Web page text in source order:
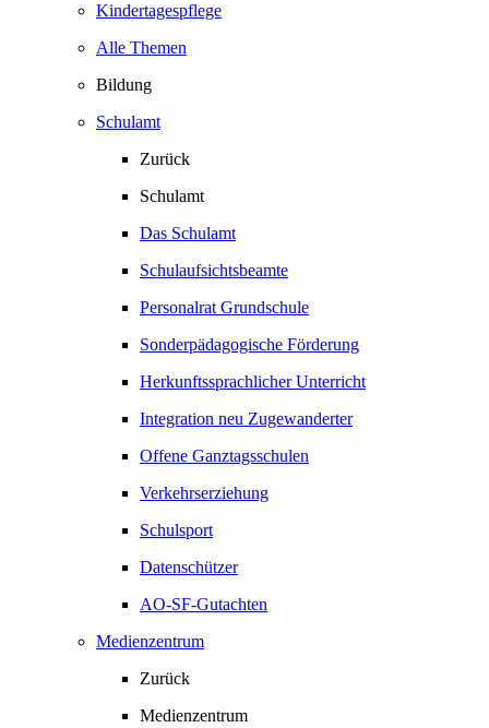
Kindertagespflege
Alle Themen
Bildung
Schulamt
Zurück
Schulamt
Das Schulamt
Schulaufsichtsbeamte
Personalrat Grundschule
Sonderpädagogische Förderung
Herkunftssprachlicher Unterricht
Integration neu Zugewanderter
Offene Ganztagsschulen
Verkehrserziehung
Schulsport
Datenschützer
AO-SF-Gutachten
Medienzentrum
Zurück
Medienzentrum